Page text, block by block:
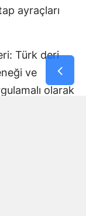
ayraçları
Türk deri
ve
olarak